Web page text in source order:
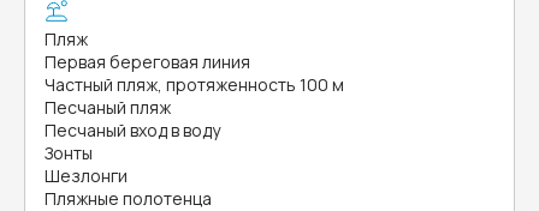
Пляж
Первая береговая линия
Частный пляж, протяженность 100 м
Песчаный пляж
Песчаный вход в воду
Зонты
Шезлонги
Пляжные полотенца